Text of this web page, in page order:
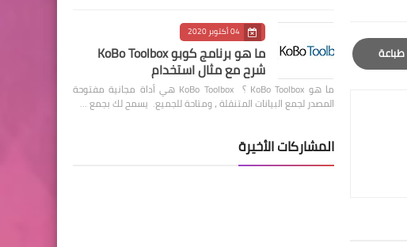
طباعة
Print
04 أكتوبر 2020
ما هو برنامج كوبو KoBo Toolbox
شرح مع مثال استخدام
ما هو KoBo Toolbox ؟ KoBo Toolbox هي أداة مجانية مفتوحة
المصدر لجمع البيانات المتنقلة ، ومتاحة للجميع. يسمح لك بجمع …
المشاركات الأخيرة